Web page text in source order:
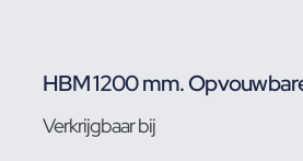
HBM 1200 mm.
Verkrijgbaar bij